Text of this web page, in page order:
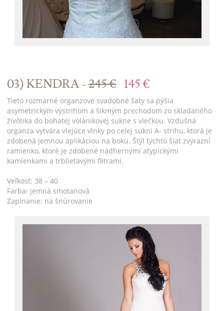
03) KENDRA -245 € 145 €
Tieto rozmarné organzové svadobné šaty sa pýšia
asymetrickým výstrihom a šikmým prechodom zo skladaného
živôtika do bohatej volánikovej sukne s vlečkou. Vzdušná
organza vytvára vlejúce vlnky po celej sukni A- strihu, ktorá je
zdobená jemnou aplikáciou na boku. Štýl týchto šiat zvýrazní
ramienko, ktoré je zdobené nádhernými atypickými
kamienkami a trblietavými flitrami.
Veľkosť: 38 – 40
Farba: jemná smotanová
Zapínanie: na šnúrovanie